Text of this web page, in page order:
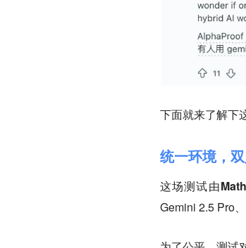
下面就来了解下
统一环境，
这场测试由
Gemini 2.5 Pro